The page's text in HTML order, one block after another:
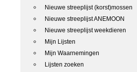
Nieuwe streeplijst (korst)mossen
Nieuwe streeplijst ANEMOON
Nieuwe streeplijst weekdieren
Mijn Lijsten
Mijn Waarnemingen
Lijsten zoeken